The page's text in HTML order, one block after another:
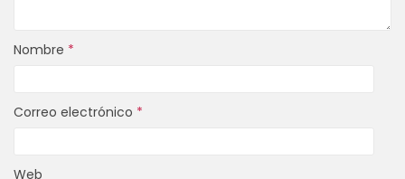
Nombre *
Correo electrónico *
Web